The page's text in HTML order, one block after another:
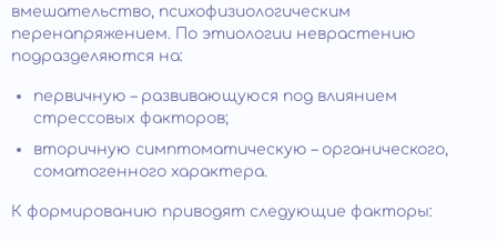
вмешательство, психофизиологическим
перенапряжением. По этиологии неврастению
подразделяются на:
первичную – развивающуюся под влиянием
стрессовых факторов;
вторичную симптоматическую – органического,
соматогенного характера.
К формированию приводят следующие факторы: